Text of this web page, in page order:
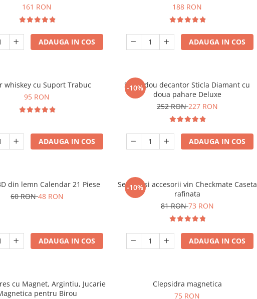
161 RON
ADAUGA IN COS
188 RON
ADAUGA IN COS
whiskey cu Suport Trabuc
95 RON
ADAUGA IN COS
-10%
Set cadou decantor Sticla Diamant cu
doua pahare Deluxe
252 RON227 RON
ADAUGA IN COS
din lemn Calendar 21 Piese
60 RON48 RON
ADAUGA IN COS
-10%
Set sah si accesorii vin Checkmate Caseta
rafinata
81 RON73 RON
ADAUGA IN COS
cu Magnet, Argintiu, Jucarie
pentru Birou
Clepsidra magnetica
75 RON